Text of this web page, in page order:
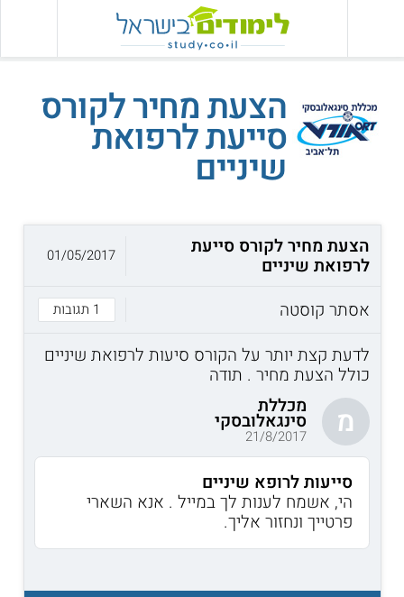
הצעת מחיר לקורס
סייעת לרפואת
שיניים
הצעת מחיר לקורס סייעת
לרפואת שיניים
אסתר קוסטה
1 תגובות
01/05/2017
לדעת קצת יותר על הקורס סיעות לרפואת שיניים
כולל הצעת מחיר . תודה
מ מכללת
סינגאלובסקי
21/8/2017
סייעות לרופא שיניים
הי, אשמח לענות לך במייל . אנא השארי
פרטייך ונחזור אליך.